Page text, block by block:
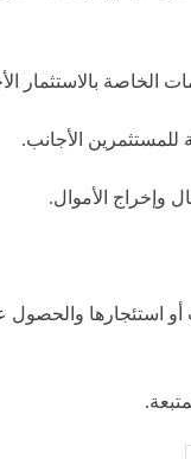
الخاصة بالاستثمار
للمستثمرين الأجانب.
وإخراج الأموال.
أو استئجارها